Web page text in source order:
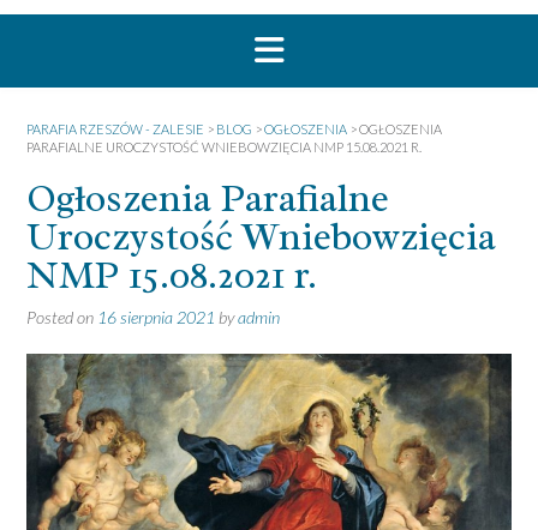
PARAFIA RZESZÓW - ZALESIE > BLOG >OGŁOSZENIA >OGŁOSZENIA
PARAFIALNE UROCZYSTOŚĆ WNIEBOWZIĘCIA NMP 15.08.2021 R.
Ogłoszenia Parafialne
Uroczystość Wniebowzięcia
NMP 15.08.2021 r.
Posted on 16 sierpnia 2021 byadmin